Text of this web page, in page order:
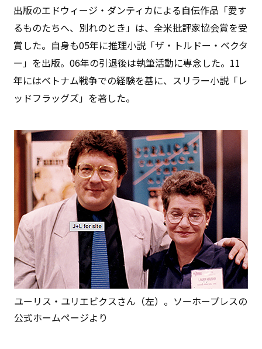
出版のエドウィージ・ダンティカによる自伝作品「愛す
るものたちへ、別れのとき」は、全米批評家協会賞を受
賞した。自身も05年に推理小説「ザ・トルドー・ベクタ
ー」を出版。06年の引退後は執筆活動に専念した。11
年にはベトナム戦争での経験を基に、スリラー小説「レ
ッドフラッグズ」を著した。
ユーリス・ユリエビクスさん（左）。ソーホープレスの
公式ホームページより